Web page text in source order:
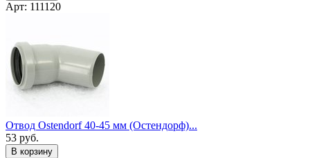
Арт: 111120
Отвод Ostendorf 40-45 мм (Остендорф)...
53 руб.
В корзину